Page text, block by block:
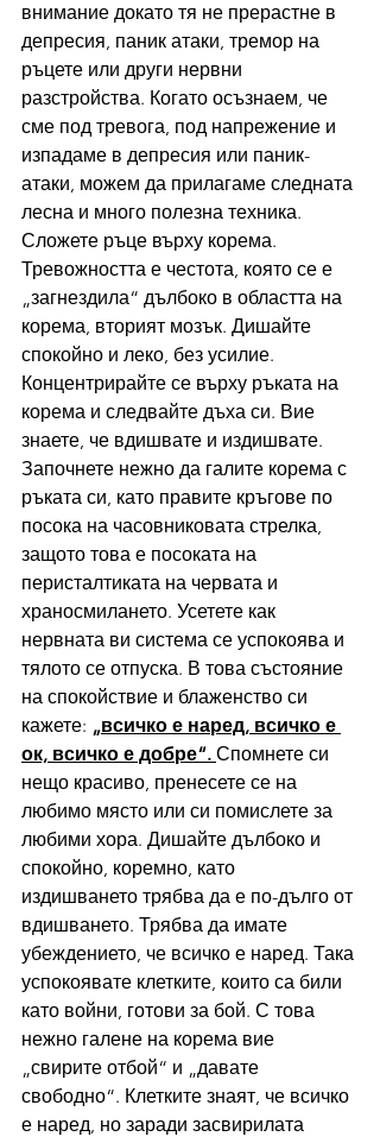
внимание докато тя не прерастне в
депресия, паник атаки, тремор на
ръцете или други нервни
разстройства. Когато осъзнаем, че
сме под тревога, под напрежение и
изпадаме в депресия или паник-
атаки, можем да прилагаме следната
лесна и много полезна техника.
Сложете ръце върху корема.
Тревожността е честота, която се е
„загнездила“ дълбоко в областта на
корема, вторият мозък. Дишайте
спокойно и леко, без усилие.
Концентрирайте се върху ръката на
корема и следвайте дъха си. Вие
знаете, че вдишвате и издишвате.
Започнете нежно да галите корема с
ръката си, като правите кръгове по
посока на часовниковата стрелка,
защото това е посоката на
перисталтиката на червата и
храносмилането. Усетете как
нервната ви система се успокоява и
тялото се отпуска. В това състояние
на спокойствие и блаженство си
кажете: „всичко е наред, всичко е
ок, всичко е добре“. Спомнете си
нещо красиво, пренесете се на
любимо място или си помислете за
любими хора. Дишайте дълбоко и
спокойно, коремно, като
издишването трябва да е по-дълго от
вдишването. Трябва да имате
убеждението, че всичко е наред. Така
успокоявате клетките, които са били
като войни, готови за бой. С това
нежно галене на корема вие
„свирите отбой“ и „давате
свободно“. Клетките знаят, че всичко
е наред, но заради засвирилата